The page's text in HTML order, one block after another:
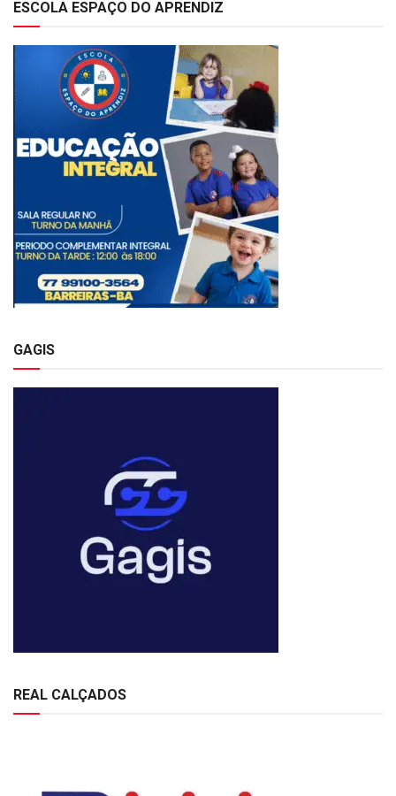
ESCOLA ESPAÇO DO APRENDIZ
GAGIS
REAL CALÇADOS